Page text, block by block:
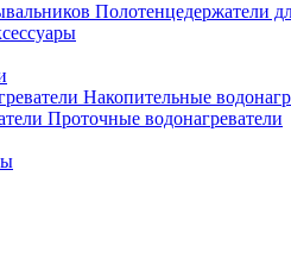
Полотенцедержатели
Накопительные
Проточные водонагреватели